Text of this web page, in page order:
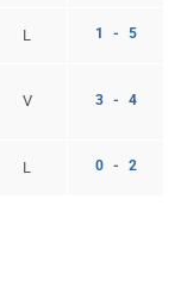
L 1 - 5
V 3 - 4
L 0 - 2